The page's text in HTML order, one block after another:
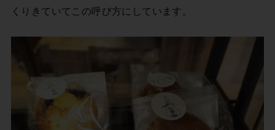
くりきていてこの呼び方にしています。